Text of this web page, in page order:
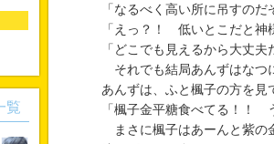
「なるべく高い所に吊すの
「えっ？！ 低いとこだと神
「どこでも見えるから大丈夫
それでも結局あんずはなつ
あんずは、ふと楓子の方を見
「楓子金平糖食べてる！！
まさに楓子はあーんと紫の
覧